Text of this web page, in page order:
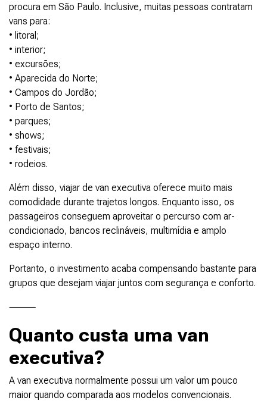
procura em São Paulo. Inclusive, muitas pessoas contratam
vans para:
• litoral;
• interior;
• excursões;
• Aparecida do Norte;
• Campos do Jordão;
• Porto de Santos;
• parques;
• shows;
• festivais;
• rodeios.
Além disso, viajar de van executiva oferece muito mais
comodidade durante trajetos longos. Enquanto isso, os
passageiros conseguem aproveitar o percurso com ar-
condicionado, bancos reclináveis, multimídia e amplo
espaço interno.
Portanto, o investimento acaba compensando bastante para
grupos que desejam viajar juntos com segurança e conforto.
⸻
Quanto custa uma van
executiva?
A van executiva normalmente possui um valor um pouco
maior quando comparada aos modelos convencionais.